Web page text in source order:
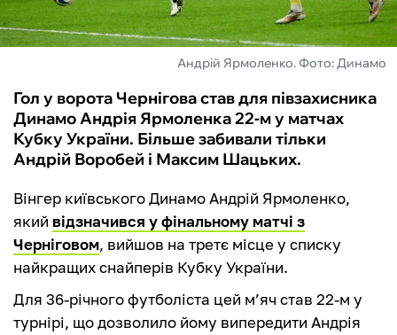
БУКМЕКЕРИ
Андрій Ярмоленко. Фото: Динамо
Гол у ворота Чернігова став для півзахисника
Динамо Андрія Ярмоленка 22-м у матчах
Кубку України. Більше забивали тільки
Андрій Воробей і Максим Шацьких.
Вінгер київського Динамо Андрій Ярмоленко,
який відзначився у фінальному матчі з
Черніговом, вийшов на третє місце у списку
найкращих снайперів Кубку України.
Для 36-річного футболіста цей м’яч став 22-м у
турнірі, що дозволило йому випередити Андрія